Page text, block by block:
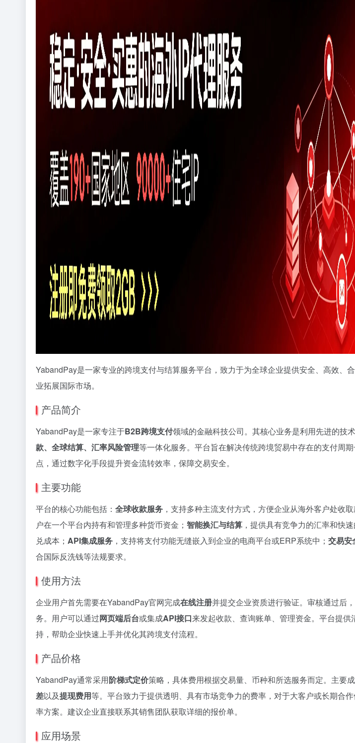
YabandPay是一家专业的跨境支付与结算服务平台，致力于为全球企业提供安全、高效、
业拓展国际市场。
产品简介
YabandPay是一家专注于B2B跨境支付领域的金融科技公司。其核心业务是利用先进的技
款、全球结算、汇率风险管理等一体化服务。平台旨在解决传统跨境贸易中存在的支付周
点，通过数字化手段提升资金流转效率，保障交易安全。
主要功能
平台的核心功能包括： 全球收款服务 ，支持多种主流支付方式，方便企业从海外客户处收取
户在一个平台内持有和管理多种货币资金； 智能换汇与结算 ，提供具有竞争力的汇率和快
兑成本； API集成服务 ，支持将支付功能无缝嵌入到企业的电商平台或ERP系统中； 交易安
合国际反洗钱等法规要求。
使用方法
企业用户首先需要在YabandPay官网完成在线注册并提交企业资质进行验证。审核通过后
务。用户可以通过网页端后台或集成API接口来发起收款、查询账单、管理资金。平台提
持，帮助企业快速上手并优化其跨境支付流程。
产品价格
YabandPay通常采用阶梯式定价策略，具体费用根据交易量、币种和所选服务而定。主要
差以及提现费用等。平台致力于提供透明、具有市场竞争力的费率，对于大客户或长期合
率方案。建议企业直接联系其销售团队获取详细的报价单。
应用场景